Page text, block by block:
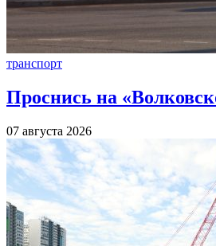
транспорт
Проснись на
07 августа 2026